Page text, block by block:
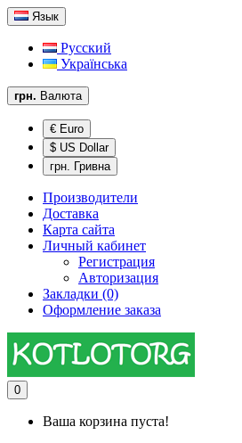
Язык
Русский
Українська
грн. Валюта
€ Euro
$ US Dollar
грн. Гривна
Производители
Доставка
Карта сайта
Личный кабинет
Регистрация
Авторизация
Закладки (0)
Оформление заказа
0
Ваша корзина пуста!